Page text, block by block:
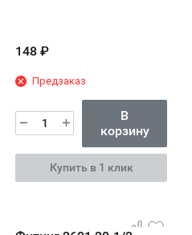
148 ₽
Предзаказ
В
корзину
Купить в 1 клик